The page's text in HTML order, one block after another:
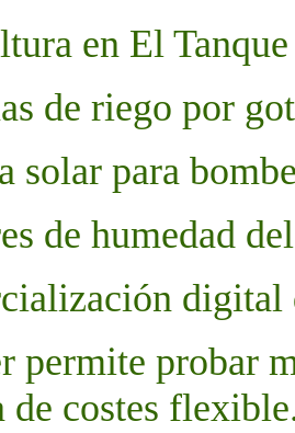
en El
de riego por
solar para
de humedad
digital
permite probar
de costes